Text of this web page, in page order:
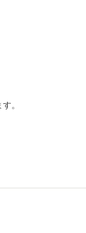
。